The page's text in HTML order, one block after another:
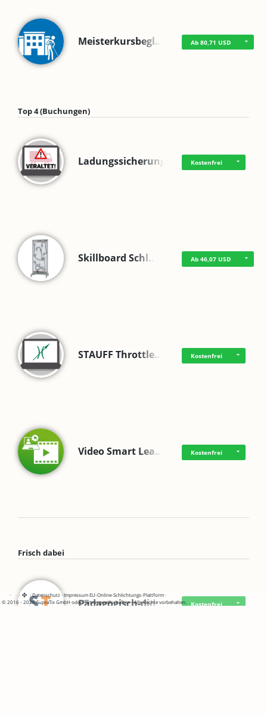
Meisterkursbegl… Ab 80,71 USD
Top 4 (Buchungen)
Ladungssicherung Kostenfrei
Skillboard Schl… Ab 46,07 USD
STAUFF Throttle… Kostenfrei
Video Smart Lea… Kostenfrei
Frisch dabei
Pädagogisch-did… Kostenfrei
· · ·Datenschutz·Impressum EU-Online-Schlichtungs-Plattform·
© 2016 - 2026 SupraTix GmbH oder Partnergesellschaften - Alle Rechte vorbehalten.